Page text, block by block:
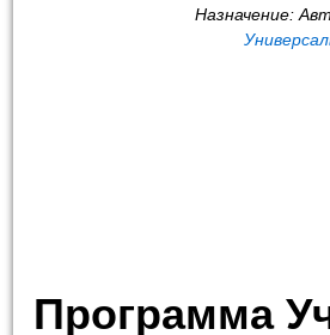
Назначение:
Программа